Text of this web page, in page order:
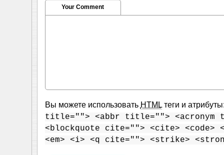
Your Comment
Вы можете использовать HTMLтеги и
title=""> <abbr title=""> <acronym
<blockquote cite=""> <cite> <code>
<em> <i> <q cite=""> <strike>